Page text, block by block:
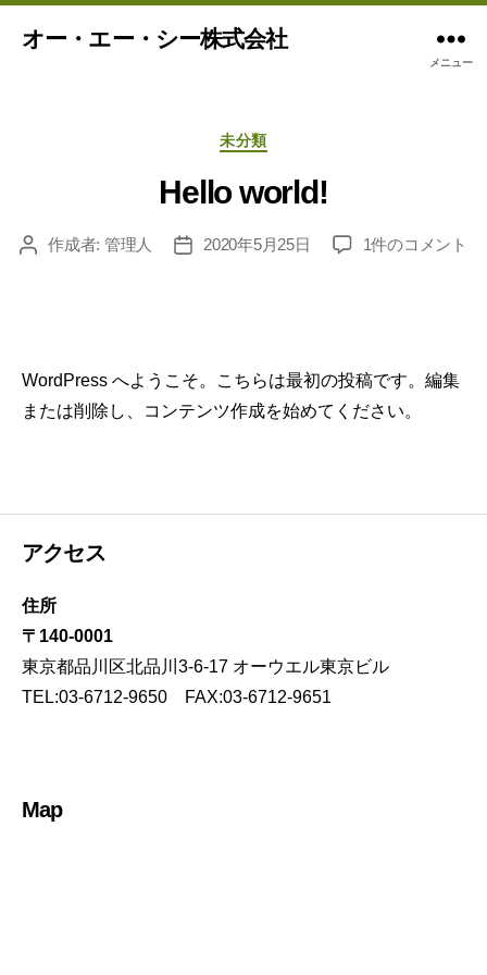
オー・エー・シー株式会社
メニュー
カ
テ
リ
未分類
Hello world!
投 作成者: 管理人
投
2020年5月25日
Hello
1件のコメント
WordPress へようこそ。こちらは最初の投稿です。編集
または削除し、コンテンツ作成を始めてください。
アクセス
住所
〒140-0001
東京都品川区北品川3-6-17 オーウエル東京ビル
TEL:03-6712-9650 FAX:03-6712-9651
Map